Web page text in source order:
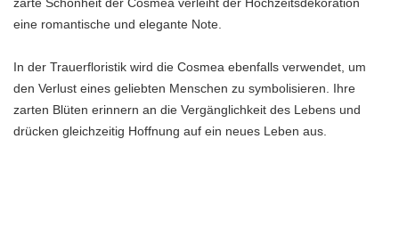
eine romantische und elegante Note.
In der Trauerfloristik wird die Cosmea ebenfalls verwendet, um
den Verlust eines geliebten Menschen zu symbolisieren. Ihre
zarten Blüten erinnern an die Vergänglichkeit des Lebens und
drücken gleichzeitig Hoffnung auf ein neues Leben aus.